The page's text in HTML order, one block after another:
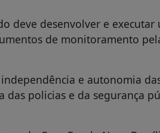
deve desenvolver e executar
de monitoramento
e autonomia
policias e da segurança